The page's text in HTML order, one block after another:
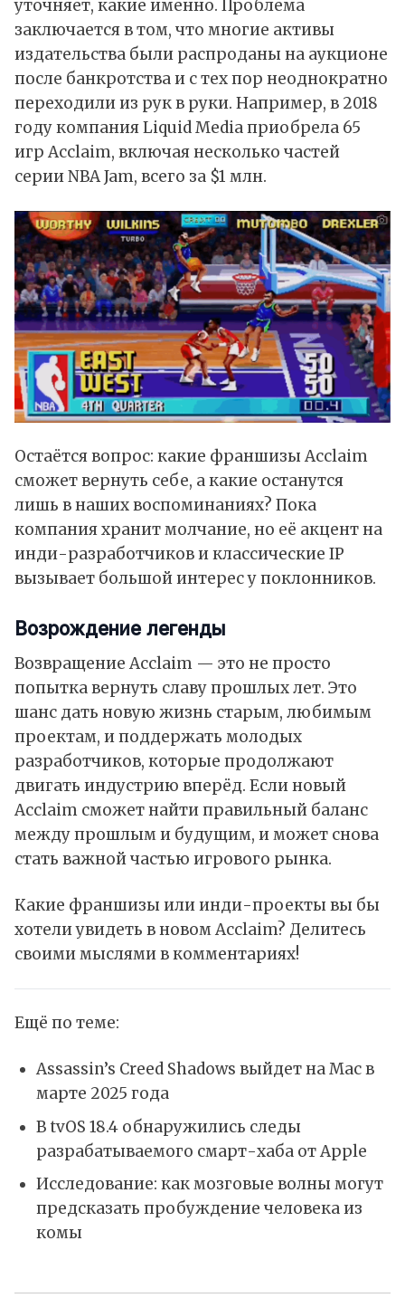
уточняет, какие именно. Проблема
заключается в том, что многие активы
издательства были распроданы на аукционе
после банкротства и с тех пор неоднократно
переходили из рук в руки. Например, в 2018
году компания Liquid Media приобрела 65
игр Acclaim, включая несколько частей
серии NBA Jam, всего за $1 млн.
Остаётся вопрос: какие франшизы Acclaim
сможет вернуть себе, а какие останутся
лишь в наших воспоминаниях? Пока
компания хранит молчание, но её акцент на
инди-разработчиков и классические IP
вызывает большой интерес у поклонников.
Возрождение легенды
Возвращение Acclaim — это не просто
попытка вернуть славу прошлых лет. Это
шанс дать новую жизнь старым, любимым
проектам, и поддержать молодых
разработчиков, которые продолжают
двигать индустрию вперёд. Если новый
Acclaim сможет найти правильный баланс
между прошлым и будущим, и может снова
стать важной частью игрового рынка.
Какие франшизы или инди-проекты вы бы
хотели увидеть в новом Acclaim? Делитесь
своими мыслями в комментариях!
Ещё по теме:
Assassin’s Creed Shadows выйдет на Mac в
марте 2025 года
В tvOS 18.4 обнаружились следы
разрабатываемого смарт-хаба от Apple
Исследование: как мозговые волны могут
предсказать пробуждение человека из
комы